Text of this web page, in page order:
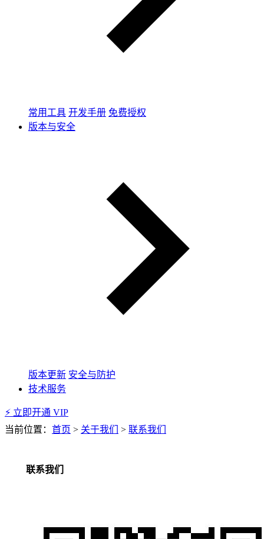
常用工具 开发手册 免费授权
版本与安全
版本更新 安全与防护
技术服务
⚡ 立即开通 VIP
当前位置： 首页 > 关于我们 > 联系我们
联系我们